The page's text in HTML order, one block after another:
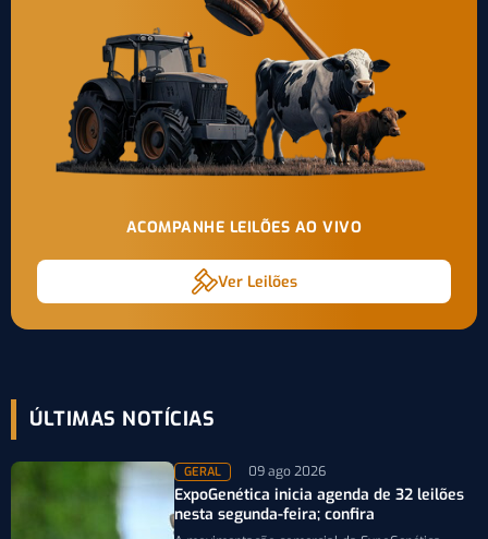
ACOMPANHE LEILÕES AO VIVO
Ver Leilões
ÚLTIMAS NOTÍCIAS
GERAL 09 ago 2026
ExpoGenética inicia agenda de 32 leilões
nesta segunda-feira; confira